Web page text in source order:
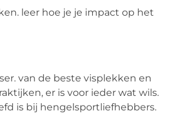
leer hoe je je impact op het
van de beste visplekken en
er is voor ieder wat wils.
is bij hengelsportliefhebbers.